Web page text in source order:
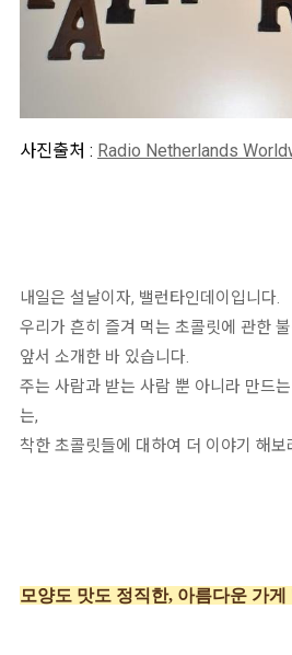
사진출처 : Radio Netherlands
내일은 설날이자, 밸런타인데이입니다.
우리가 흔히 즐겨 먹는 초콜릿에 관한
앞서 소개한 바 있습니다.
주는 사람과 받는 사람 뿐 아니라 만드
는,
착한 초콜릿들에 대하여 더 이야기 해보
모양도 맛도 정직한, 아름다운 가